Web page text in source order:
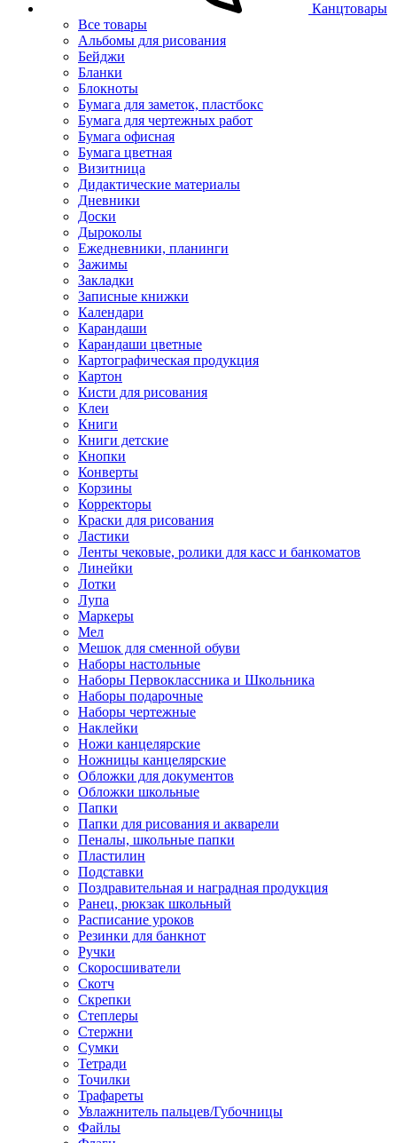
Канцтовары
Все товары
Альбомы для рисования
Бейджи
Бланки
Блокноты
Бумага для заметок, пластбокс
Бумага для чертежных работ
Бумага офисная
Бумага цветная
Визитница
Дидактические материалы
Дневники
Доски
Дыроколы
Ежедневники, планинги
Зажимы
Закладки
Записные книжки
Календари
Карандаши
Карандаши цветные
Картографическая продукция
Картон
Кисти для рисования
Клеи
Книги
Книги детские
Кнопки
Конверты
Корзины
Корректоры
Краски для рисования
Ластики
Ленты чековые, ролики для касс и банкоматов
Линейки
Лотки
Лупа
Маркеры
Мел
Мешок для сменной обуви
Наборы настольные
Наборы Первоклассника и Школьника
Наборы подарочные
Наборы чертежные
Наклейки
Ножи канцелярские
Ножницы канцелярские
Обложки для документов
Обложки школьные
Папки
Папки для рисования и акварели
Пеналы, школьные папки
Пластилин
Подставки
Поздравительная и наградная продукция
Ранец, рюкзак школьный
Расписание уроков
Резинки для банкнот
Ручки
Скоросшиватели
Скотч
Скрепки
Степлеры
Стержни
Сумки
Тетради
Точилки
Трафареты
Увлажнитель пальцев/Губочницы
Файлы